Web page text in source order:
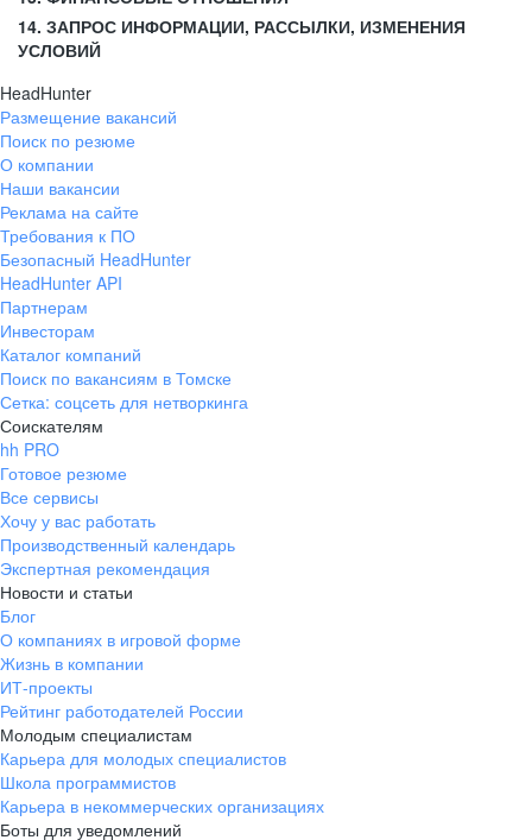
14. ЗАПРОС ИНФОРМАЦИИ, РАССЫЛКИ, ИЗМЕНЕНИЯ
УСЛОВИЙ
HeadHunter
Размещение вакансий
Поиск по резюме
О компании
Наши вакансии
Реклама на сайте
Требования к ПО
Безопасный HeadHunter
HeadHunter API
Партнерам
Инвесторам
Каталог компаний
Поиск по вакансиям в Томске
Сетка: соцсеть для нетворкинга
Соискателям
hh PRO
Готовое резюме
Все сервисы
Хочу у вас работать
Производственный календарь
Экспертная рекомендация
Новости и статьи
Блог
О компаниях в игровой форме
Жизнь в компании
ИТ-проекты
Рейтинг работодателей России
Молодым специалистам
Карьера для молодых специалистов
Школа программистов
Карьера в некоммерческих организациях
Боты для уведомлений